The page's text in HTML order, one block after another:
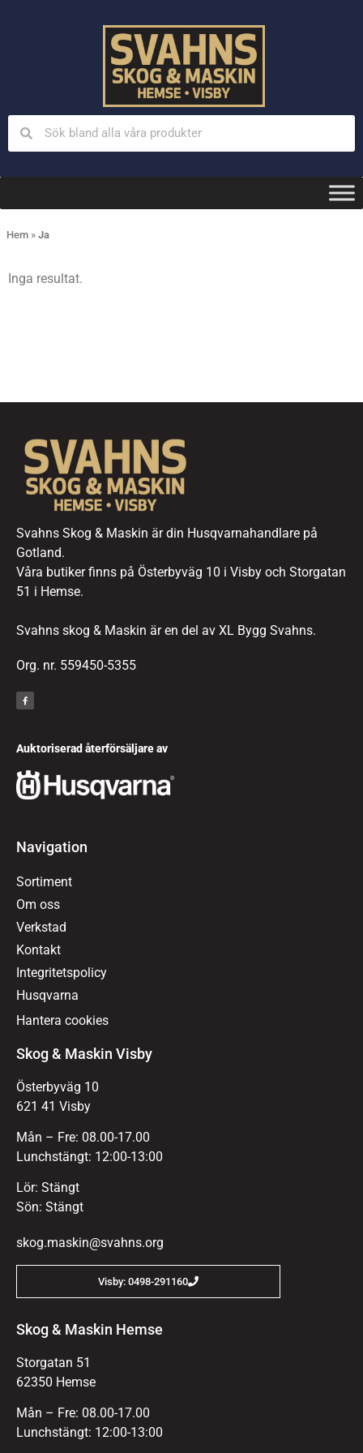
Hem » Ja
Inga resultat.
Svahns Skog & Maskin är din Husqvarnahandlare på
Gotland.
Våra butiker finns på Österbyväg 10 i Visby och Storgatan
51 i Hemse.
Svahns skog & Maskin är en del av XL Bygg Svahns.
Org. nr. 559450-5355
Auktoriserad återförsäljare av
Navigation
Sortiment
Om oss
Verkstad
Kontakt
Integritetspolicy
Husqvarna
Hantera cookies
Skog & Maskin Visby
Österbyväg 10
621 41 Visby
Mån – Fre: 08.00-17.00
Lunchstängt: 12:00-13:00
Lör: Stängt
Sön: Stängt
skog.maskin@svahns.org
Visby: 0498-291160
Skog & Maskin Hemse
Storgatan 51
62350 Hemse
Mån – Fre: 08.00-17.00
Lunchstängt: 12:00-13:00